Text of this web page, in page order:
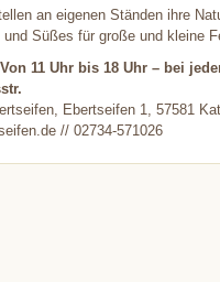
an eigenen Ständen ihre
Süßes für große und kleine
11 Uhr bis 18 Uhr – bei
Ebertseifen 1, 57581
// 02734-571026